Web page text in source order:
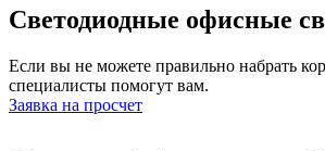
Светодиодные офисные
Если вы не можете правильно набрать
специалисты помогут вам.
Заявка на просчет